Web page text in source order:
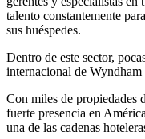
talento constantemente
sus huéspedes.
Dentro de este sector,
internacional de
Con miles de propiedades
fuerte presencia en
una de las cadenas